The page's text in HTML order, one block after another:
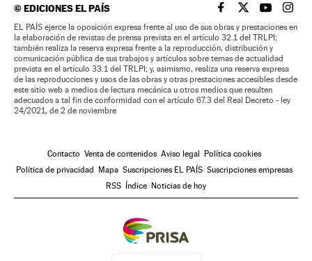
©EDICIONES EL PAÍS EL PAÍS BRASIL EN
EL PAÍSEL PAÍS
EL
EL PAÍS ejerce la oposición expresa frente al uso de sus obras y prestaciones en
la elaboración de revistas de prensa prevista en el artículo 32.1 del TRLPI;
también realiza la reserva expresa frente a la reproducción, distribución y
comunicación pública de sus trabajos y artículos sobre temas de actualidad
prevista en el artículo 33.1 del TRLPI; y, asimismo, realiza una reserva expresa
de las reproducciones y usos de las obras y otras prestaciones accesibles desde
este sitio web a medios de lectura mecánica u otros medios que resulten
adecuados a tal fin de conformidad con el artículo 67.3 del Real Decreto - ley
24/2021, de 2 de noviembre
Contacto Venta de contenidos Aviso legal
Política cookies
Política de privacidad
Mapa Suscripciones EL PAÍS Suscripciones empresas
RSS
Índice Noticias de hoy